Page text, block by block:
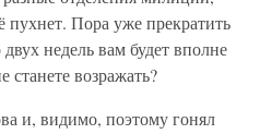
пухнет. Пора уже прекратить
недель вам будет вполне
станете возражать?
и, видимо, поэтому гонял